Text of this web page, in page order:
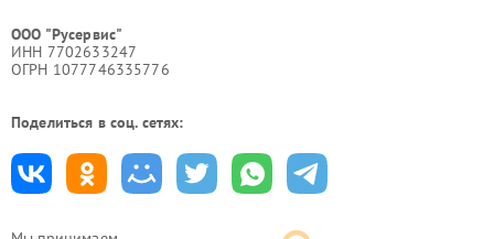
ООО "Русервис"
ИНН 7702633247
ОГРН 1077746335776
Поделиться в соц. сетях: